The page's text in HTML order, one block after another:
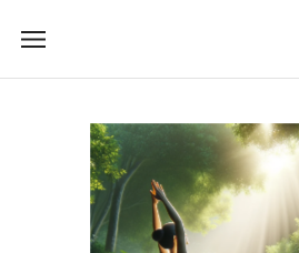
메